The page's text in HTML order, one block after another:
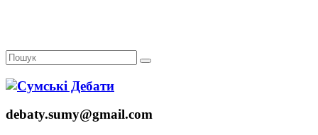
debaty.sumy@gmail.com